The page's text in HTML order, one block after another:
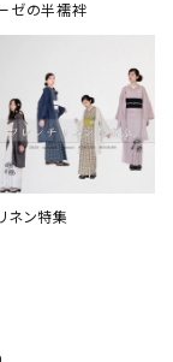
ゼの半襦袢
ネン特集